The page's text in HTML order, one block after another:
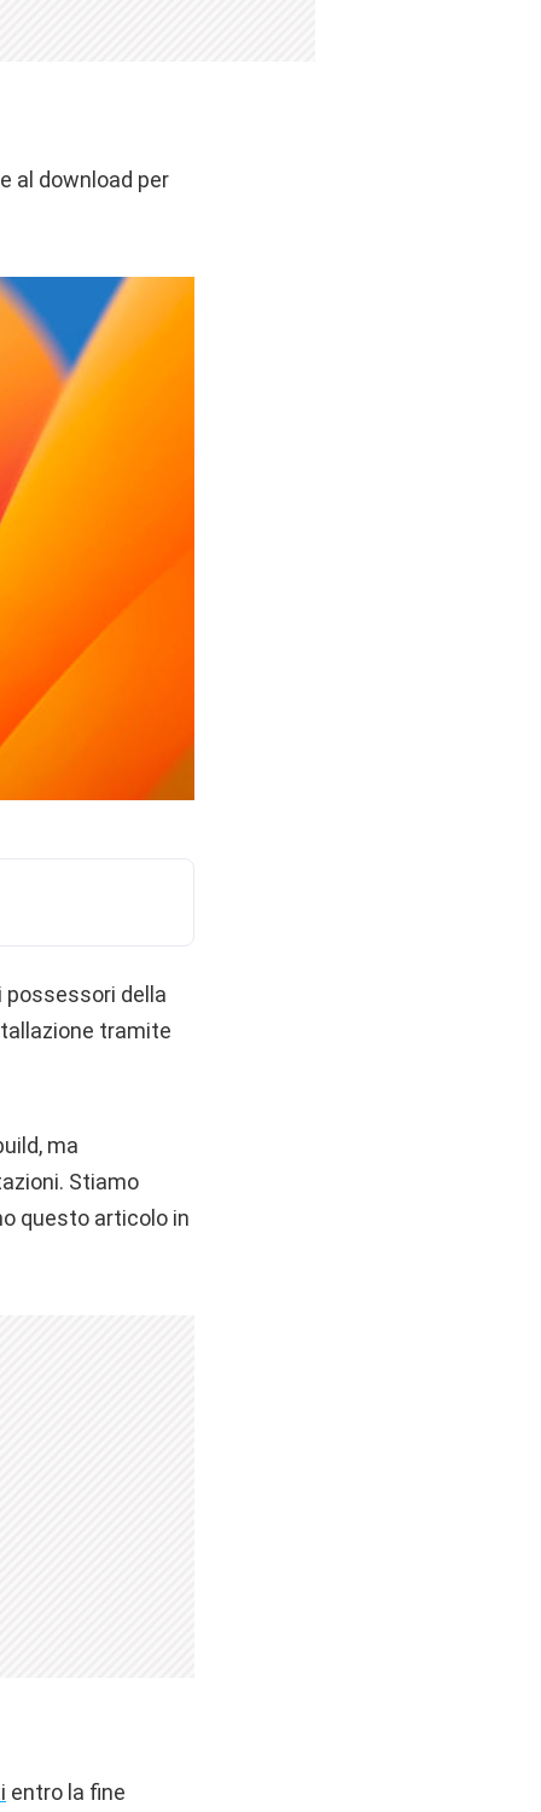
al download per
possessori della
tramite
ma
Stiamo
questo articolo in
entro la fine